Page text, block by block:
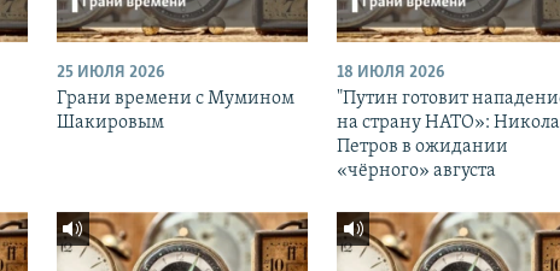
25 ИЮЛЯ 2026
Грани времени с Мумином
Шакировым
18 ИЮЛЯ 2026
"Путин готовит
на страну НАТО»:
Петров в ожидании
«чёрного» августа